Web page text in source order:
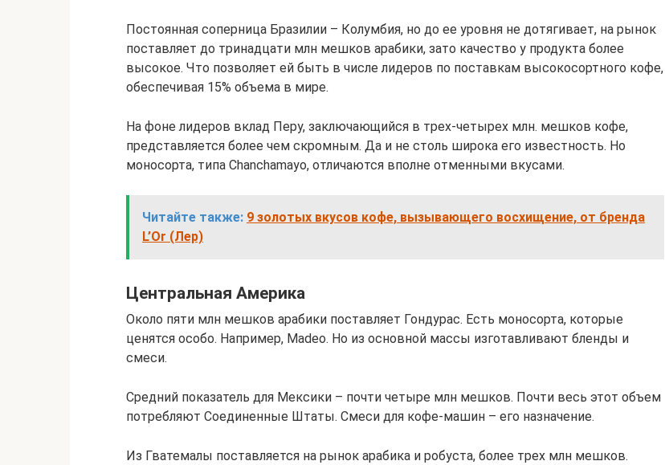
Постоянная соперница Бразилии – Колумбия, но до ее уровня не дотягивает, на рынок
поставляет до тринадцати млн мешков арабики, зато качество у продукта более
высокое. Что позволяет ей быть в числе лидеров по поставкам высокосортного кофе,
обеспечивая 15% объема в мире.
На фоне лидеров вклад Перу, заключающийся в трех-четырех млн. мешков кофе,
представляется более чем скромным. Да и не столь широка его известность. Но
моносорта, типа Chanchamayo, отличаются вполне отменными вкусами.
Читайте также: 9 золотых вкусов кофе, вызывающего восхищение, от бренда
L’Or (Лер)
Центральная Америка
Около пяти млн мешков арабики поставляет Гондурас. Есть моносорта, которые
ценятся особо. Например, Madeo. Но из основной массы изготавливают бленды и
смеси.
Средний показатель для Мексики – почти четыре млн мешков. Почти весь этот объем
потребляют Соединенные Штаты. Смеси для кофе-машин – его назначение.
Из Гватемалы поставляется на рынок арабика и робуста, более трех млн мешков.